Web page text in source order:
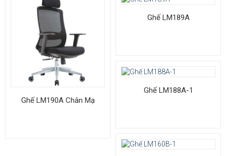
Ghế LM190A Chân Mạ
Ghế LM189A
Ghế LM188A-1